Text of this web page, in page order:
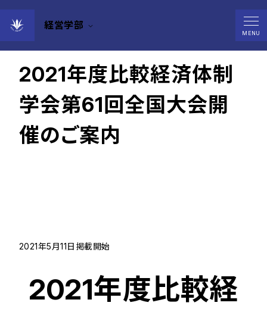
経営学部
MENU
2021年05月18日
2021年度比較経済体制
学会第61回全国大会開
催のご案内
2021年5月11日掲載開始
2021年度比較経